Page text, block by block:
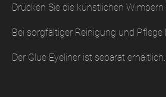
Drücken Sie die künstlichen
Bei sorgfältiger Reinigung und
Der Glue Eyeliner ist separat erhältlich.